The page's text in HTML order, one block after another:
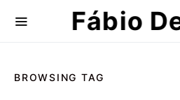
Fábio
BROWSING TAG